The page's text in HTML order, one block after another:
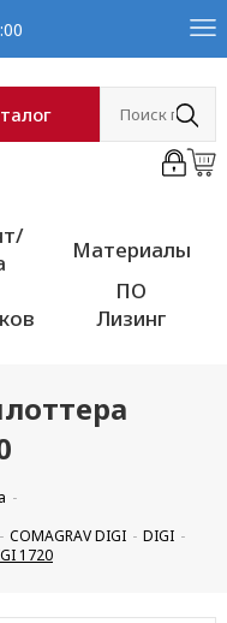
Материалы
ПО
Лизинг
COMAGRAV DIGI
DIGI
1720